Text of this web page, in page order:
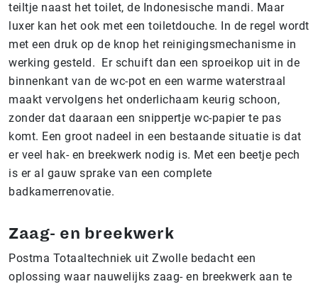
teiltje naast het toilet, de Indonesische mandi. Maar
luxer kan het ook met een toiletdouche. In de regel wordt
met een druk op de knop het reinigingsmechanisme in
werking gesteld. Er schuift dan een sproeikop uit in de
binnenkant van de wc-pot en een warme waterstraal
maakt vervolgens het onderlichaam keurig schoon,
zonder dat daaraan een snippertje wc-papier te pas
komt. Een groot nadeel in een bestaande situatie is dat
er veel hak- en breekwerk nodig is. Met een beetje pech
is er al gauw sprake van een complete
badkamerrenovatie.
Zaag- en breekwerk
Postma Totaaltechniek uit Zwolle bedacht een
oplossing waar nauwelijks zaag- en breekwerk aan te